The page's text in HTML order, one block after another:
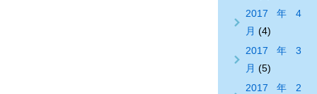
2017年4
月 (4)
2017年3
月 (5)
2017年2